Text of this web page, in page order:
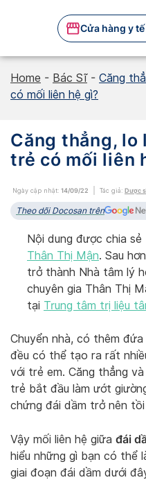
Cửa hàng y tế
Home - Bác Sĩ- Căng
có mối liên hệ gì?
Căng thẳng, lo
trẻ có mối liên
Ngày cập nhật: 14/09/22 Tác giả: Dược
Theo dõi Docosan trên
Nội dung được chia
Thân Thị Mận. Sau
trở thành Nhà tâm lý
chuyên gia Thân Thị
tại Trung tâm trị liệu
Chuyển nhà, có thêm
đều có thể tạo ra rất
với trẻ em. Căng thẳng
trẻ bắt đầu làm ướt
chứng đái dầm trở nên
Vậy mối liên hệ giữa đái
hiểu những gì bạn có thể
giai đoạn đái dầm dưới